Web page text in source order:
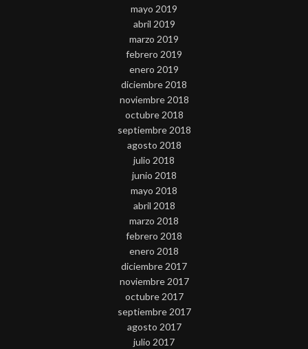
mayo 2019
abril 2019
marzo 2019
febrero 2019
enero 2019
diciembre 2018
noviembre 2018
octubre 2018
septiembre 2018
agosto 2018
julio 2018
junio 2018
mayo 2018
abril 2018
marzo 2018
febrero 2018
enero 2018
diciembre 2017
noviembre 2017
octubre 2017
septiembre 2017
agosto 2017
julio 2017